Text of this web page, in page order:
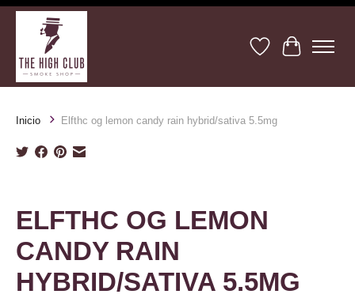
Lista de deseos
Cesta
Inicio Elfthc og lemon candy rain hybrid/sativa 5.5mg
ELFTHC OG LEMON
CANDY RAIN
HYBRID/SATIVA 5.5MG